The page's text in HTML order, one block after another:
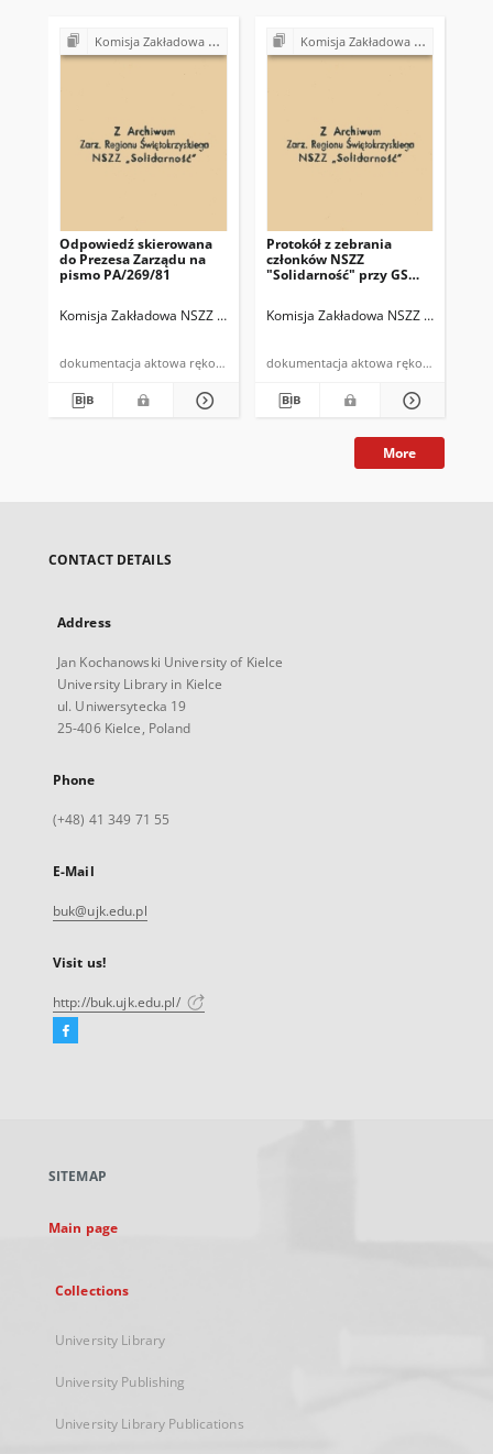
Komisja Zakładowa NSZZ "Solidarność" przy Gminnej Spółdzielni "Samopomoc Chłopska" w Bodzentynie
Odpowiedź skierowana
do Prezesa Zarządu na
pismo PA/269/81
Komisja Zakładowa NSZZ "Solidarność" przy Spółdzielni "Samopomoc
dokumentacja aktowa rękopis
Komisja Zakładowa NSZZ "Solidarność" przy Gminnej Spółdzielni "Samopomoc Chłopska" w Bodzentynie
Protokół z zebrania
członków NSZZ
"Solidarność" przy GS
Komisja Zakładowa NSZZ
dokumentacja aktowa rękopis
More
CONTACT DETAILS
Address
Jan Kochanowski University of Kielce
University Library in Kielce
ul. Uniwersytecka 19
25-406 Kielce, Poland
Phone
(+48) 41 349 71 55
E-Mail
buk@ujk.edu.pl
Visit us!
http://buk.ujk.edu.pl/
Facebook
new
SITEMAP
Main page
Collections
University Library
University Publishing
University Library Publications